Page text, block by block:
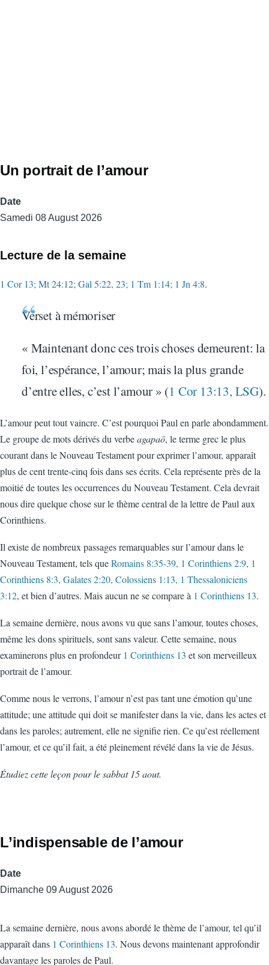
Un portrait de l’amour
Date
Samedi 08 August 2026
Lecture de la semaine
1 Cor 13; Mt 24:12; Gal 5:22, 23; 1 Tm 1:14; 1 Jn 4:8.
Verset à mémoriser
« Maintenant donc ces trois choses demeurent: la
foi, l’espérance, l’amour; mais la plus grande
d’entre elles, c’est l’amour » (1 Cor 13:13, LSG).
L’amour peut tout vaincre. C’est pourquoi Paul en parle abondamment.
Le groupe de mots dérivés du verbeagapaō, le terme grec le plus
courant dans le Nouveau Testament pour exprimer l’amour, apparaît
plus de cent trente-cinq fois dans ses écrits. Cela représente près de la
moitié de toutes les occurrences du Nouveau Testament. Cela devrait
nous dire quelque chose sur le thème central de la lettre de Paul aux
Corinthiens.
Il existe de nombreux passages remarquables sur l’amour dans le
Nouveau Testament, tels queRomains 8:35-39, 1 Corinthiens 2:9, 1
Corinthiens 8:3, Galates 2:20, Colossiens 1:13, 1 Thessaloniciens
3:12, et bien d’autres. Mais aucun ne se compare à 1 Corinthiens 13.
La semaine dernière, nous avons vu que sans l’amour, toutes choses,
même les dons spirituels, sont sans valeur. Cette semaine, nous
examinerons plus en profondeur 1 Corinthiens 13 et son merveilleux
portrait de l’amour.
Comme nous le verrons, l’amour n’est pas tant une émotion qu’une
attitude; une attitude qui doit se manifester dans la vie, dans les actes et
dans les paroles; autrement, elle ne signifie rien. Ce qu’est réellement
l’amour, et ce qu’il fait, a été pleinement révélé dans la vie de Jésus.
Étudiez cette leçon pour le sabbat 15 aout.
L’indispensable de l’amour
Date
Dimanche 09 August 2026
La semaine dernière, nous avons abordé le thème de l’amour, tel qu’il
apparaît dans 1 Corinthiens 13. Nous devons maintenant approfondir
davantage les paroles de Paul.